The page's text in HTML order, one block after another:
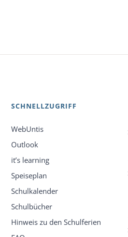
SCHNELLZUGRIFF
WebUntis
Outlook
it’s learning
Speiseplan
Schulkalender
Schulbücher
Hinweis zu den Schulferien